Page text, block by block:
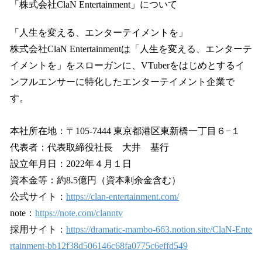
「株式会社ClaN Entertainment」について
「人生を変える、エンターテイメントを」
株式会社ClaN Entertainmentは「人生を変える、エンターテ
イメントを」をスローガンに、VTuberをはじめとするイ
ンフルエンサーに特化したエンターテイメント企業で
す。
本社所在地：〒105-7444 東京都港区東新橋一丁目６−１
代表者：代表取締役社長 大井 基行
設立年月日：2022年４月１日
資本金等：約8.5億円（資本剰余金含む）
公式サイト： https://clan-entertainment.com/
note： https://note.com/clanntv
採用サイト： https://dramatic-mambo-663.notion.site/ClaN-Ente
rtainment-bb12f38d506146c68fa0775c6effd549